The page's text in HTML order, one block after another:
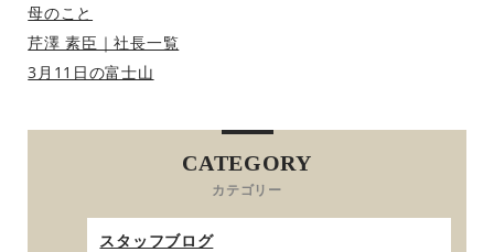
母のこと
芹澤 素臣｜社長一覧
3月11日の富士山
CATEGORY
カテゴリー
スタッフブログ